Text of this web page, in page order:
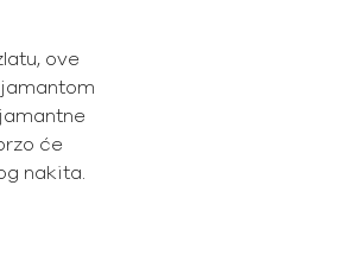
ove
će
nakita.